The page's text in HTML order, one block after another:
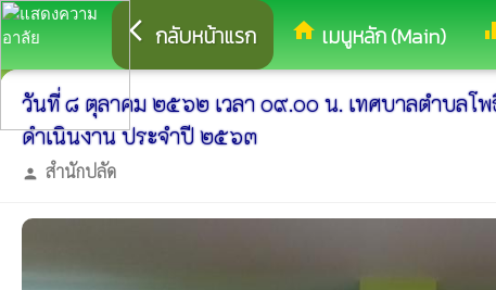
arrow_back_ios กลับหน้าแรก home เมนูหลัก (Main)
วันที่ ๘ ตุลาคม ๒๕๖๒ เวลา ๐๙.๐๐ น. เทศบาลตำบล
ดำเนินงาน ประจำปี ๒๕๖๓
person สำนักปลัด